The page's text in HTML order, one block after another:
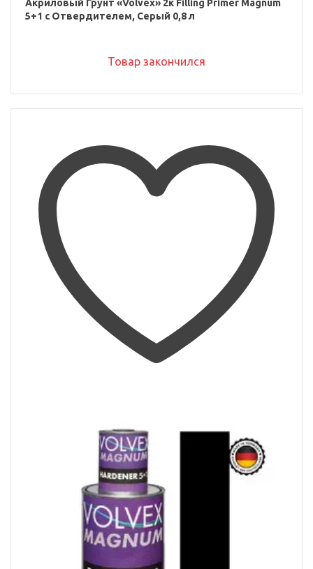
Акриловый Грунт «Volvex» 2к Filling Primer Magnum
5+1 с Отвердителем, Серый 0,8 л
Товар закончился